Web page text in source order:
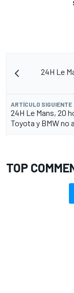
24H Le
ARTÍCULO SIGUIENTE
24H Le Mans, 20
Toyota y BMW no
TOP